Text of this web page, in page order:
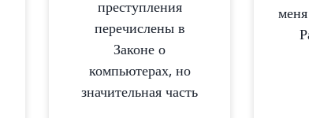
преступления
перечислены в
Законе о
компьютерах, но
значительная часть